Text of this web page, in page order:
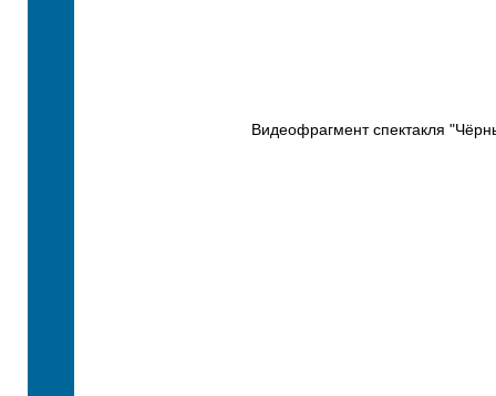
Видеофрагмент спектакля